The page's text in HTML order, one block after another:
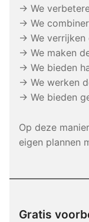
→ We
→ We
→ We verrijken
→ We maken
→ We bieden
→ We werken
→ We bieden
Op deze
eigen plannen
Gratis